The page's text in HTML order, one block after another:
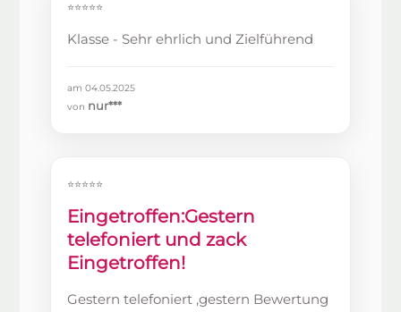
⭐⭐⭐⭐⭐
Klasse - Sehr ehrlich und Zielführend
am 04.05.2025
von nur***
⭐⭐⭐⭐⭐
Eingetroffen:Gestern
telefoniert und zack
Eingetroffen!
Gestern telefoniert ,gestern Bewertung